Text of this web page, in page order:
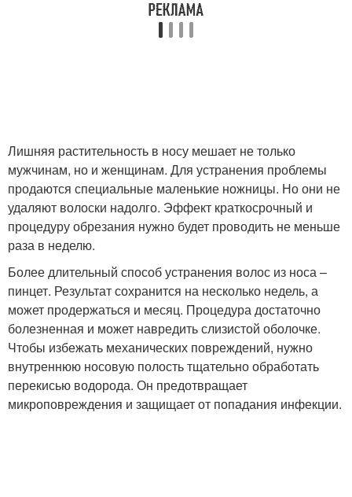
Лишняя растительность в носу мешает не только
мужчинам, но и женщинам. Для устранения проблемы
продаются специальные маленькие ножницы. Но они не
удаляют волоски надолго. Эффект краткосрочный и
процедуру обрезания нужно будет проводить не меньше
раза в неделю.
Более длительный способ устранения волос из носа –
пинцет. Результат сохранится на несколько недель, а
может продержаться и месяц. Процедура достаточно
болезненная и может навредить слизистой оболочке.
Чтобы избежать механических повреждений, нужно
внутреннюю носовую полость тщательно обработать
перекисью водорода. Он предотвращает
микроповреждения и защищает от попадания инфекции.